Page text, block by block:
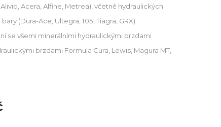
Acera, Alfine, Metrea), včetně hydraulických
(Dura-Ace, Ultegra, 105, Tiagra, GRX).
se všemi minerálními hydraulickými brzdami
brzdami Formula Cura, Lewis, Magura MT,